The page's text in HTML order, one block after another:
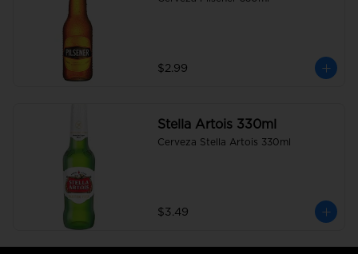
$2.99
Stella Artois 330ml
Cerveza Stella Artois 330ml
$3.49